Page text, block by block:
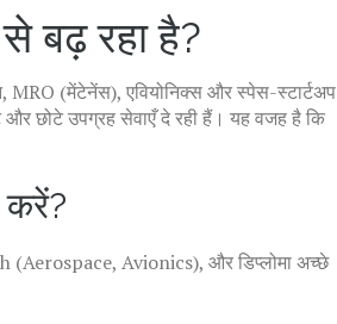
बढ़ रहा है?
MRO (मेंटेनेंस), एवियोनिक्स और स्पेस-स्टार्टअप
छोटे उपग्रह सेवाएँ दे रही हैं। यह वजह है कि
Avionics), और डिप्लोमा अच्छे